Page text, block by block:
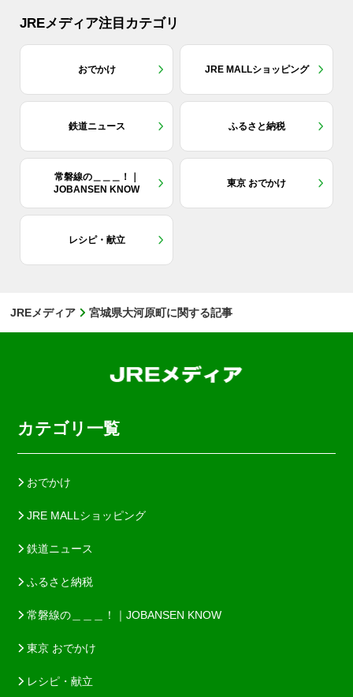
JREメディア注目カテゴリ
おでかけ JRE MALLショッピング
鉄道ニュース ふるさと納税
常磐線の＿＿＿！｜
JOBANSEN KNOW
東京 おでかけ
レシピ・献立
JREメディア 宮城県大河原町に関する記事
カテゴリ一覧
おでかけ
JRE MALLショッピング
鉄道ニュース
ふるさと納税
常磐線の＿＿＿！｜JOBANSEN KNOW
東京 おでかけ
レシピ・献立